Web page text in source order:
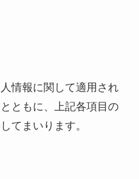
情報に関して適用され
ともに、上記各項目の
てまいります。